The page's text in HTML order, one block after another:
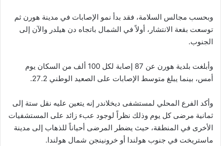
وبحسب مجالس السلامة، فقد بدأ نمو الإصابات في مدينة هورن ثم
توسعت بقعة الانتشار، أولاً في الشمال باتجاه دن هيلدر والآن إلى
الجنوب.
وأبلغت بلدية هورن عن 87 إصابة لكل 100 ألف من السكان يوم
أمس، بينما يبلغ متوسط الإصابات على الصعيد ​​الوطني 27.2.
وأكد الفرع المحلي لمستشفى ديخلاندر إنه يتعين عليه نقل ستة إلى
ثمانية مرضى كل يوم وذلك نظراً لوجود عبء زائد على المستشفيات
الأخرى في المنطقة، حيث يضطر المرضى أحياناً للذهاب إلى مدينة
ماستريخت في جنوب هولندا أو خرونينجن شمال هولندا.